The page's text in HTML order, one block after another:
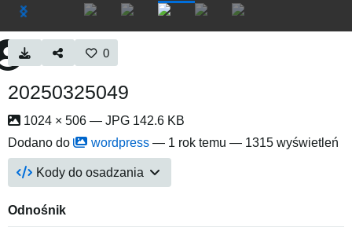
0
20250325049
1024 × 506 — JPG 142.6 KB
Dodano do
wordpress — 1 rok temu — 1315 wyświetleń
Kody do osadzania
Odnośnik